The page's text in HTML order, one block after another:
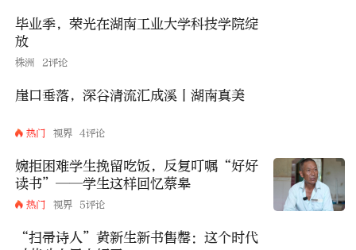
毕业季，荣光在湖南工业大学科技学院绽
放
株洲 2评论
崖口垂落，深谷清流汇成溪丨湖南真美
热门 视界 4评论
婉拒困难学生挽留吃饭，反复叮嘱“好好
读书”——学生这样回忆蔡皋
热门 视界 5评论
“扫帚诗人”黄新生新书售罄：这个时代